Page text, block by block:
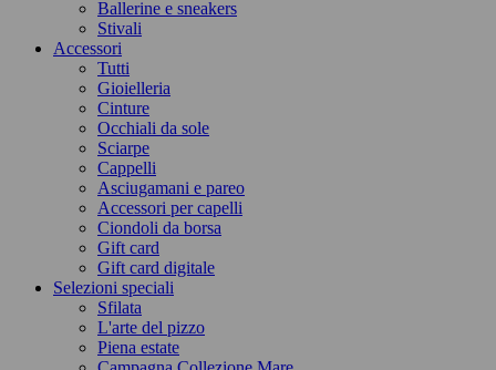
Ballerine e sneakers
Stivali
Accessori
Tutti
Gioielleria
Cinture
Occhiali da sole
Sciarpe
Cappelli
Asciugamani e pareo
Accessori per capelli
Ciondoli da borsa
Gift card
Gift card digitale
Selezioni speciali
Sfilata
L'arte del pizzo
Piena estate